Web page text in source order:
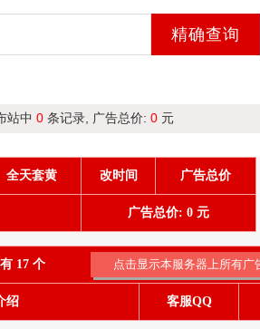
站中 0 条记录, 广告总价: 0 元
全天套黄 改时间 广告总价
广告总价: 0 元
17 个
绍 客服QQ